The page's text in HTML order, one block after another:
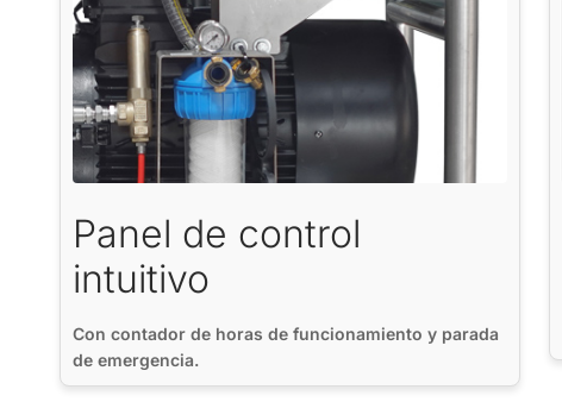
Panel de control
intuitivo
Con contador de horas de funcionamiento y parada
de emergencia.